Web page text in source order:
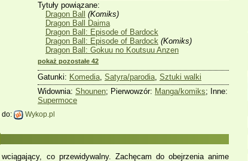
Tytuły powiązane:
Dragon Ball (Komiks)
Dragon Ball Daima
Dragon Ball: Episode of Bardock
Dragon Ball: Episode of Bardock (Komiks)
Dragon Ball: Gokuu no Koutsuu Anzen
pokaż pozostałe 42
Gatunki: Komedia Satyra/parodia Sztuki walki
Widownia: Shounen; Pierwowzór: Manga/komiks; Inne:
Supermoce
do: Wykop.pl
co przewidywalny. Zachęcam do obejrzenia anime